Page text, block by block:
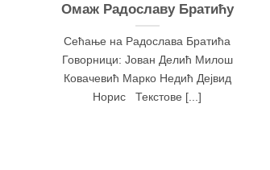
Омаж Радославу Братићу
Сећање на Радослава Братића
Говорници: Јован Делић Милош
Ковачевић Марко Недић Дејвид
Норис Текстове [...]